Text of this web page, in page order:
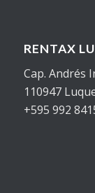
RENTAX
Cap. Andrés
110947
+595 992